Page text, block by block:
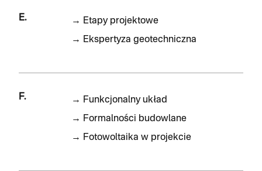
E. → Etapy projektowe
→ Ekspertyza geotechniczna
F. → Funkcjonalny układ
→ Formalności budowlane
→ Fotowoltaika w projekcie